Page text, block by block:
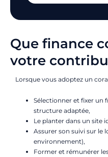
Que finance
votre
Lorsque vous adoptez un
Sélectionner et fixer un
structure adaptée,
Le planter dans un site
Assurer son suivi sur le
environnement),
Former et rémunérer